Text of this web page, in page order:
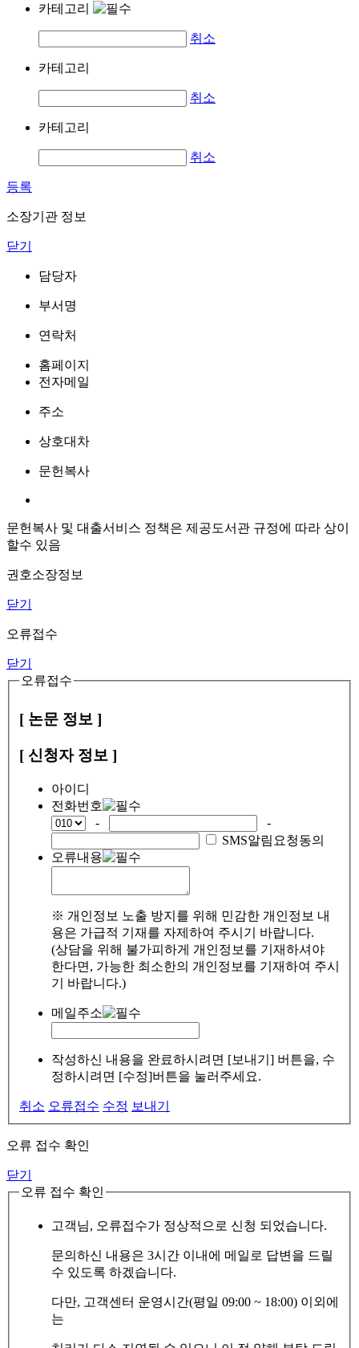
카테고리
취소
카테고리
취소
카테고리
취소
등록
소장기관 정보
닫기
담당자
부서명
연락처
홈페이지
전자메일
주소
상호대차
문헌복사
문헌복사 및 대출서비스 정책은 제공도서관 규정에 따라 상이
할수 있음
권호소장정보
닫기
오류접수
닫기
오류접수
[ 논문 정보 ]
[ 신청자 정보 ]
아이디
전화번호
-
-
SMS알림요청동의
오류내용
※ 개인정보 노출 방지를 위해 민감한 개인정보 내
용은 가급적 기재를 자제하여 주시기 바랍니다.
(상담을 위해 불가피하게 개인정보를 기재하셔야
한다면, 가능한 최소한의 개인정보를 기재하여 주시
기 바랍니다.)
메일주소
작성하신 내용을 완료하시려면 [보내기] 버튼을, 수
정하시려면 [수정]버튼을 눌러주세요.
취소 오류접수 수정 보내기
오류 접수 확인
닫기
오류 접수 확인
고객님, 오류접수가 정상적으로 신청 되었습니다.
문의하신 내용은 3시간 이내에 메일로 답변을 드릴
수 있도록 하겠습니다.
다만, 고객센터 운영시간(평일 09:00 ~ 18:00) 이외에
는